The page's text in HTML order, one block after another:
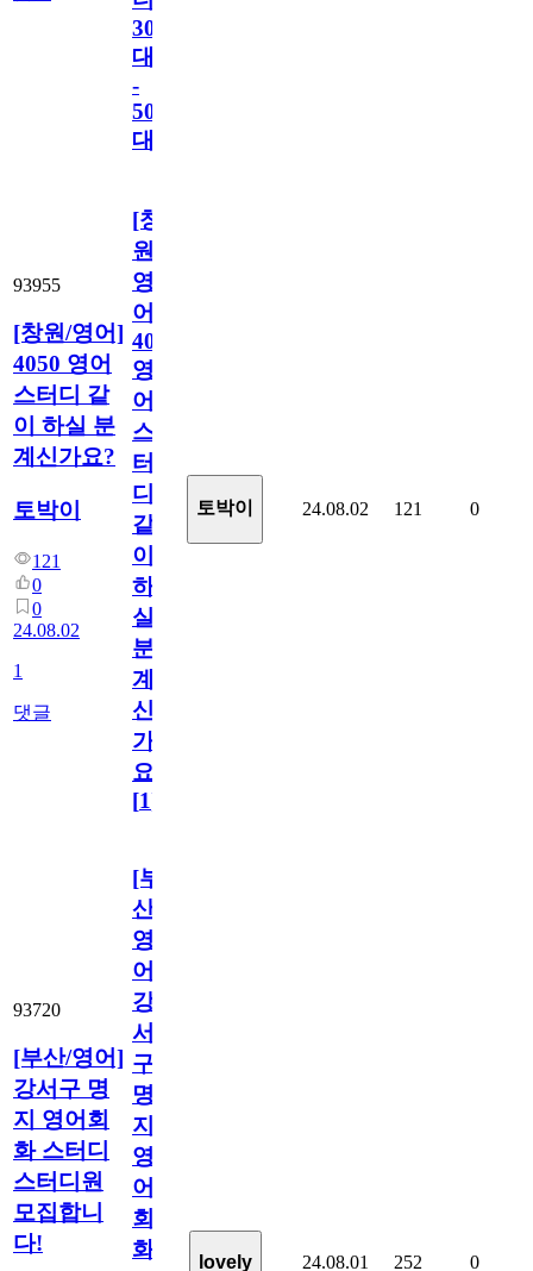
30
대
-
50
대
93955
[창원/영어]
4050 영어
스터디 같
이 하실 분
계신가요?
토박이
121
0
0
24.08.02
1
댓글
[창
원/
영
어]
4050
영
어
스
터
디
같
이
하
실
분
계
신
가
요?
[1]
토박이 24.08.02 121 0
93720
[부산/영어]
강서구 명
지 영어회
화 스터디
스터디원
모집합니
다!
[부
산/
영
어]
강
서
구
명
지
영
어
회
화
lovely 24.08.01 252 0